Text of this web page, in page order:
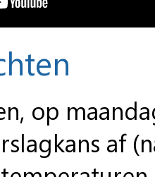
op
af